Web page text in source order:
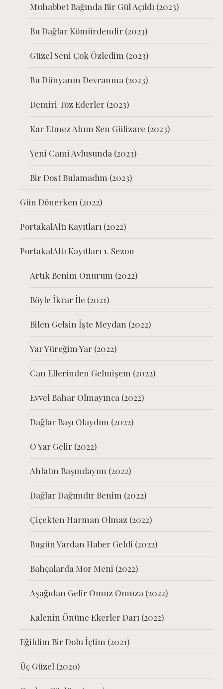
Muhabbet Bağında Bir Gül Açıldı (2023)
Bu Dağlar Kömürdendir (2023)
Güzel Seni Çok Özledim (2023)
Bu Dünyanın Devranına (2023)
Demiri Toz Ederler (2023)
Kar Etmez Ahım Sen Gülizare (2023)
Yeni Cami Avlusunda (2023)
Bir Dost Bulamadım (2023)
Gün Dönerken (2022)
PortakalAltı Kayıtları (2022)
PortakalAltı Kayıtları 1. Sezon
Artık Benim Onurum (2022)
Böyle İkrar İle (2021)
Bilen Gelsin İşte Meydan (2022)
Yar Yüreğim Yar (2022)
Can Ellerinden Gelmişem (2022)
Evvel Bahar Olmayınca (2022)
Dağlar Başı Olaydım (2022)
O Yar Gelir (2022)
Ahlatın Başındayım (2022)
Dağlar Dağımdır Benim (2022)
Çiçekten Harman Olmaz (2022)
Bugün Yardan Haber Geldi (2022)
Bahçalarda Mor Meni (2022)
Aşağıdan Gelir Omuz Omuza (2022)
Kalenin Önüne Ekerler Darı (2022)
Eğildim Bir Dolu İçtim (2021)
Üç Güzel (2020)